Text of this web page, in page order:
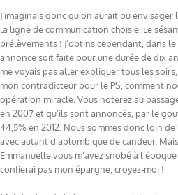
J’imaginais donc qu’on aurait pu
la ligne de communication choisie. Le
prélèvements ! J’obtins cependant, dans
annonce soit faite pour une durée de dix
me voyais pas aller expliquer tous les
mon contradicteur pour le PS, comment
opération miracle. Vous noterez au
en 2007 et qu’ils sont annoncés, par le
44,5% en 2012. Nous sommes donc loin
avec autant d’aplomb que de candeur.
Emmanuelle vous m’avez snobé à
confierai pas mon épargne, croyez-moi !